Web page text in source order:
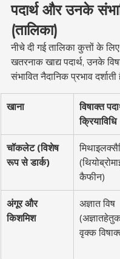
पदार्थ और उनके
(तालिका)
नीचे दी गई तालिका कुत्तों के
खतरनाक खाद्य पदार्थ, उनके
संभावित नैदानिक प्रभाव दर्शाती
खाना
विषाक्त
क्रियाविधि
चॉकलेट (विशेष
रूप से डार्क)
कैफीन)
अंगूर और
किशमिश
अज्ञात विष
वृक्क